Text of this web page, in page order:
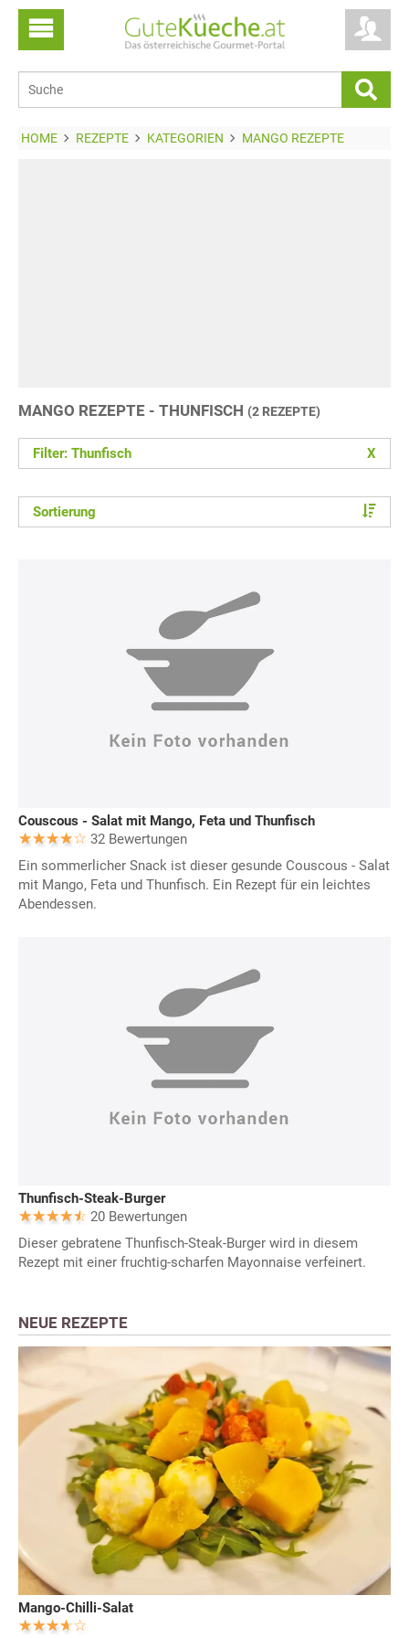
HOME REZEPTE KATEGORIEN MANGO REZEPTE
MANGO REZEPTE - THUNFISCH (2 REZEPTE)
Filter: Thunfisch X
Sortierung
Couscous - Salat mit Mango, Feta und Thunfisch
32 Bewertungen
Ein sommerlicher Snack ist dieser gesunde Couscous - Salat
mit Mango, Feta und Thunfisch. Ein Rezept für ein leichtes
Abendessen.
Thunfisch-Steak-Burger
20 Bewertungen
Dieser gebratene Thunfisch-Steak-Burger wird in diesem
Rezept mit einer fruchtig-scharfen Mayonnaise verfeinert.
NEUE REZEPTE
Mango-Chilli-Salat